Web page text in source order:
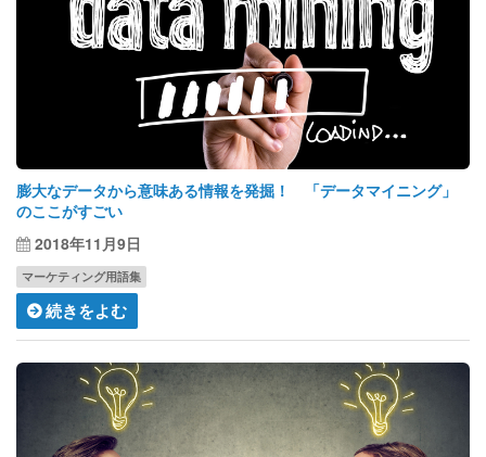
膨大なデータから意味ある情報を発掘！ 「データマイニング」
のここがすごい
2018年11月9日
マーケティング用語集
続きをよむ